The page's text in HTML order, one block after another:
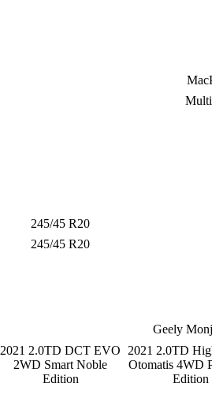
245/45 R20
245/45 R20
Geely
2021 2.0TD DCT EVO
2WD Smart Noble
Edition
2021 2.0TD
Otomatis 4WD
Edition